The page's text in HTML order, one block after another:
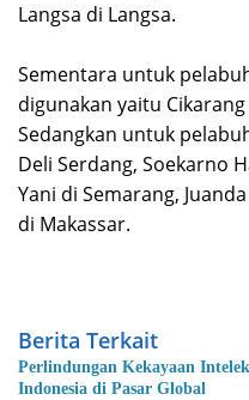
Langsa di Langsa.
Sementara untuk
digunakan yaitu
Sedangkan untuk
Deli Serdang, Soekarno
Yani di Semarang,
di Makassar.
Berita Terkait
Perlindungan Kekayaan
Indonesia di Pasar Global